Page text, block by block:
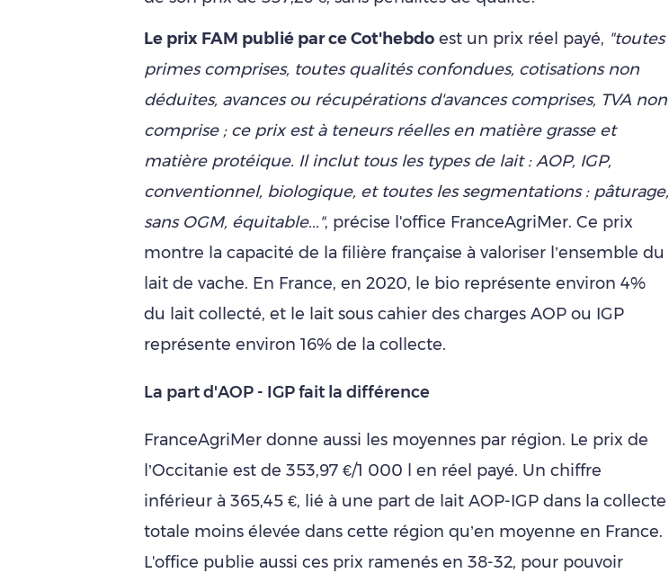
Le prix FAM publié par ce Cot'hebdo est un prix réel payé, "toutes
primes comprises, toutes qualités confondues, cotisations non
déduites, avances ou récupérations d'avances comprises, TVA non
comprise ; ce prix est à teneurs réelles en matière grasse et
matière protéique. Il inclut tous les types de lait : AOP, IGP,
conventionnel, biologique, et toutes les segmentations : pâturage,
sans OGM, équitable...", précise l'office FranceAgriMer. Ce prix
montre la capacité de la filière française à valoriser l’ensemble du
lait de vache. En France, en 2020, le bio représente environ 4%
du lait collecté, et le lait sous cahier des charges AOP ou IGP
représente environ 16% de la collecte.
La part d'AOP - IGP fait la différence
FranceAgriMer donne aussi les moyennes par région. Le prix de
l’Occitanie est de 353,97 €/1 000 l en réel payé. Un chiffre
inférieur à 365,45 €, lié à une part de lait AOP-IGP dans la collecte
totale moins élevée dans cette région qu’en moyenne en France.
L'office publie aussi ces prix ramenés en 38-32, pour pouvoir